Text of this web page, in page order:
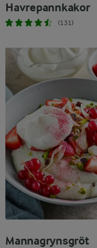
Havrepannkakor
(131)
Mannagrynsgröt